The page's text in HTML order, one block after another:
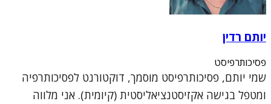
יותם רדין
פסיכותרפיסט
שמי יותם, פסיכותרפיסט מוסמך, דוקטורנט לפסיכותרפיה
ומטפל בגישה אקזיסטנציאליסטית (קיומית). אני מלווה